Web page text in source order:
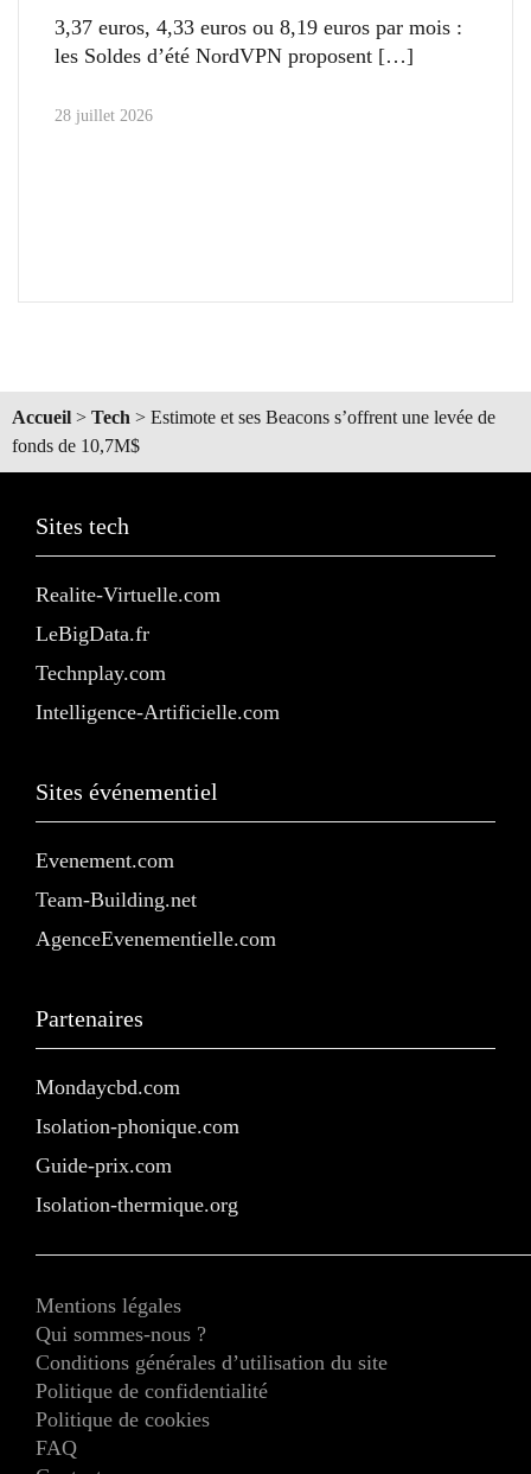
3,37 euros, 4,33 euros ou 8,19 euros par mois :
les Soldes d’été NordVPN proposent
28 juillet 2026
Accueil > Tech > Estimote et ses Beacons s’offrent une levée de
fonds de 10,7M$
Sites tech
Realite-Virtuelle.com
LeBigData.fr
Technplay.com
Intelligence-Artificielle.com
Sites événementiel
Evenement.com
Team-Building.net
AgenceEvenementielle.com
Partenaires
Mondaycbd.com
Isolation-phonique.com
Guide-prix.com
Isolation-thermique.org
Mentions légales
Qui sommes-nous ?
Conditions générales d’utilisation du site
Politique de confidentialité
Politique de cookies
FAQ